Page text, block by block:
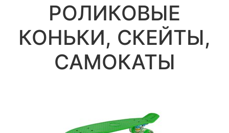
РОЛИКОВЫЕ
КОНЬКИ, СКЕЙТЫ,
САМОКАТЫ